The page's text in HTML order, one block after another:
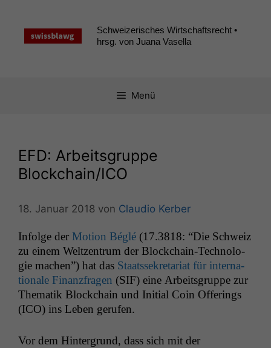
springen
Schweizerisches Wirtschaftsrecht •
hrsg. von Juana Vasella
Menü
EFD: Arbeitsgruppe
Blockchain/ICO
18. Januar 2018 von Claudio Kerber
Infolge der Motion Béglé (17.3818: “Die Schweiz
zu einem Weltzen­trum der Blockchain-Tech­nolo­
gie machen”) hat das Staatssekre­tari­at für inter­na­
tionale Finanzfra­gen (SIF) eine Arbeits­gruppe zur
The­matik Blockchain und Ini­tial Coin Offer­ings
(ICO) ins Leben gerufen.
Vor dem Hin­ter­grund, dass sich mit der